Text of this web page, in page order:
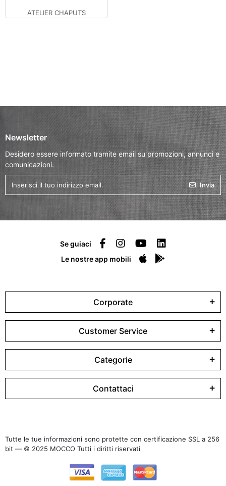
ATELIER CHAPUTS
Newsletter
Desidero essere informato tramite email su promozioni, annunci e
comunicazioni.
Invia
Se guiaci
Le nostre app mobili
Corporate
Customer Service
Categorie
Contattaci
Tutte le tue informazioni sono protette con certificazione SSL a 256
bit — © 2025 MOCCO Tutti i diritti riservati